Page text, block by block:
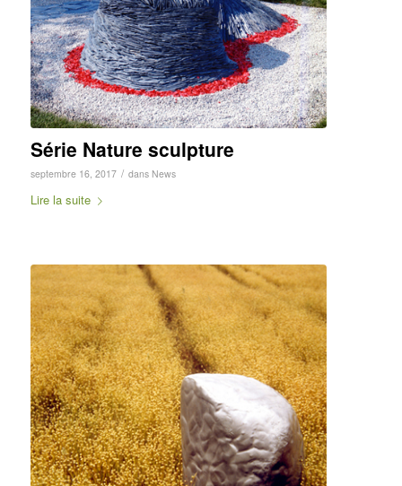
Série Nature sculpture
septembre 16, 2017 / dans News
Lire la suite